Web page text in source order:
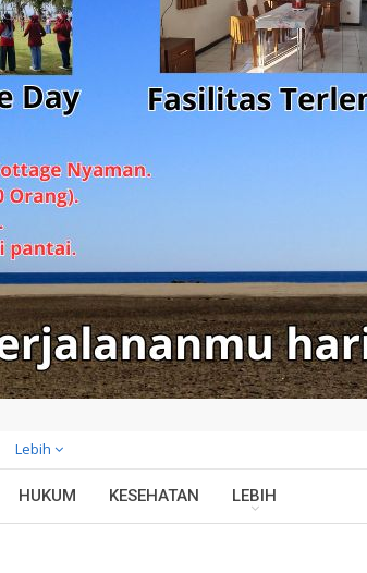
Lebih
HUKUM KESEHATAN LEBIH